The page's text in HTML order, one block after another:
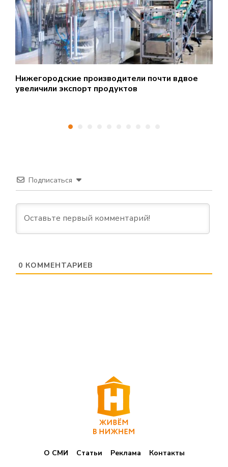
Нижегородские производители почти вдвое
увеличили экспорт продуктов
Подписаться
0 КОММЕНТАРИЕВ
О СМИ Статьи Реклама
Контакты